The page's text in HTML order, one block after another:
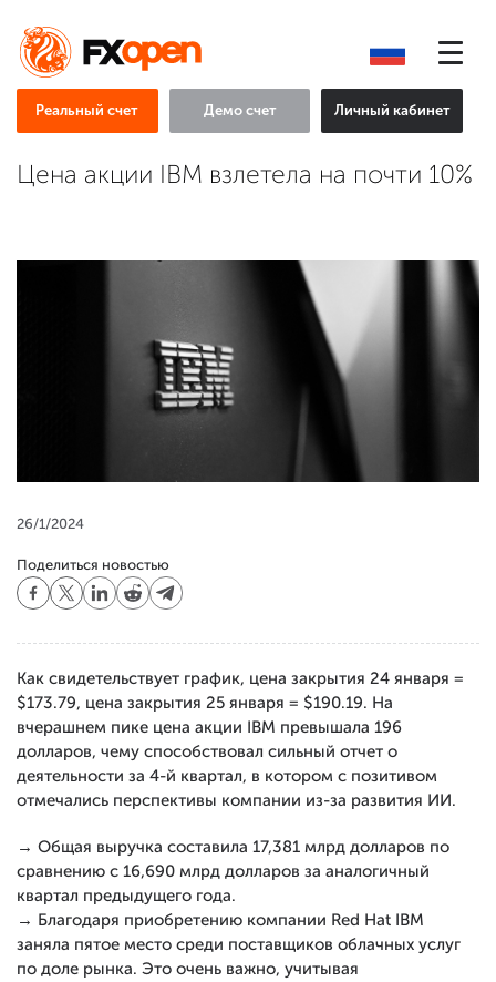
Реальный счет Демо счет Личный кабинет
Цена акции IBM взлетела на почти 10%
26/1/2024
Поделиться новостью
Как свидетельствует график, цена закрытия 24 января =
$173.79, цена закрытия 25 января = $190.19. На
вчерашнем пике цена акции IBM превышала 196
долларов, чему способствовал сильный отчет о
деятельности за 4-й квартал, в котором с позитивом
отмечались перспективы компании из-за развития ИИ.
→ Общая выручка составила 17,381 млрд долларов по
сравнению с 16,690 млрд долларов за аналогичный
квартал предыдущего года.
→ Благодаря приобретению компании Red Hat IBM
заняла пятое место среди поставщиков облачных услуг
по доле рынка. Это очень важно, учитывая